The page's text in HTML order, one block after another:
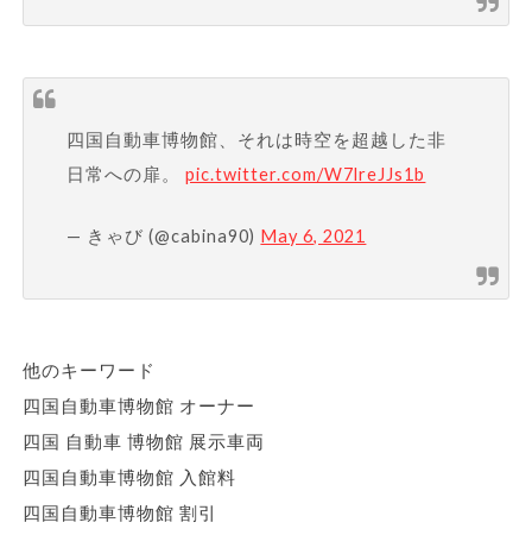
四国自動車博物館、それは時空を超越した非
日常への扉。pic.twitter.com/W7lreJJs1b
— きゃび (@cabina90) May 6, 2021
他のキーワード
四国自動車博物館 オーナー
四国 自動車 博物館 展示車両
四国自動車博物館 入館料
四国自動車博物館 割引